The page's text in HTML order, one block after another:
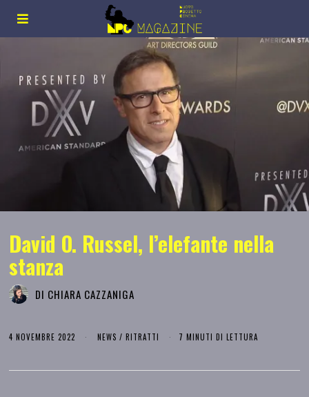
David O. Russel, l’elefante nella
stanza
DI CHIARA CAZZANIGA
4 NOVEMBRE 2022 NEWS / RITRATTI 7 MINUTI DI LETTURA